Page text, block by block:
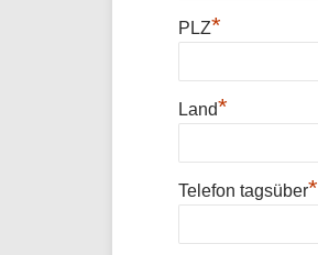
PLZ*
Land*
Telefon tagsüber*